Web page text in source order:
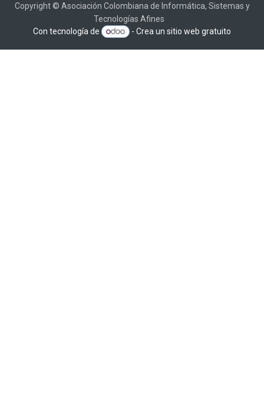
Copyright © Asociación Colombiana de Informática, Sistemas y
Tecnologías Afines
Con tecnología de
- Crea unsitio web gratuito